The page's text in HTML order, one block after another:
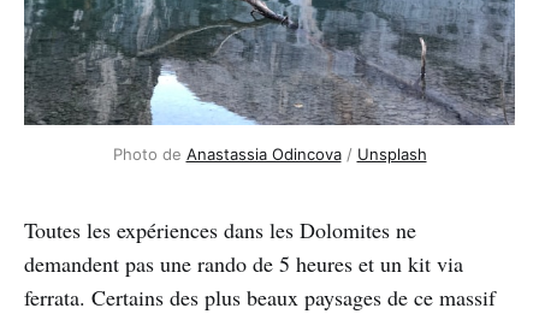
Photo de Anastassia Odincova / Unsplash
Toutes les expériences dans les Dolomites ne
demandent pas une rando de 5 heures et un kit via
ferrata. Certains des plus beaux paysages de ce massif